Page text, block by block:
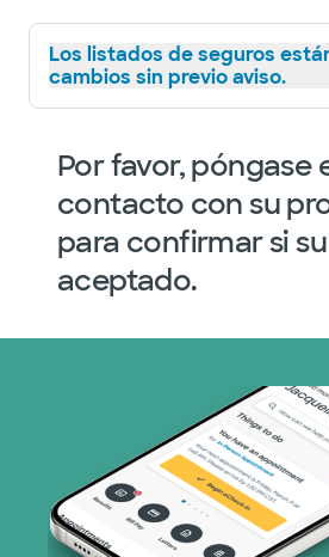
Los listados de seguros
cambios sin previo aviso.
Por favor, póngase
contacto con su
para confirmar si
aceptado.